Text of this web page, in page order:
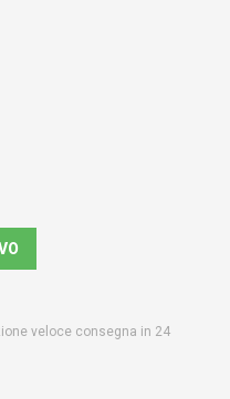
veloce consegna in 24